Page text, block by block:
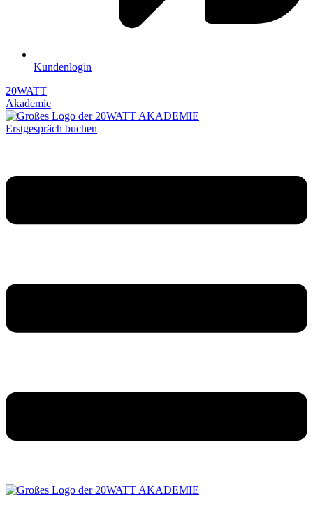
Kundenlogin
20WATT
Akademie
Erstgespräch buchen